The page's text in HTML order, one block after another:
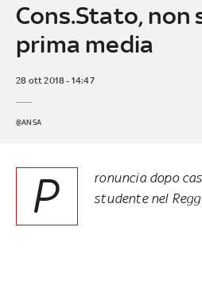
Cons.Stato, non
prima media
28 ott 2018 - 14:47
@ANSA
P
ronuncia dopo
studente nel